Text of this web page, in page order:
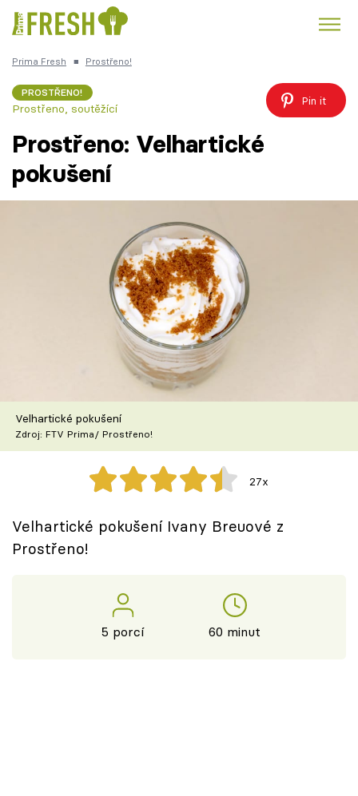
Česká kuchyně
Recepty z TV
Speciál: Cuketa
Těhotnej kuchař
Sledujte prima+
Prima Fresh ■ Prostřeno!
PROSTŘENO!
Prostřeno, soutěžící
Pin it
Prostřeno: Velhartické
pokušení
Velhartické pokušení
Zdroj: FTV Prima/ Prostřeno!
27x
Velhartické pokušení Ivany Breuové z
Prostřeno!
5 porcí 60 minut